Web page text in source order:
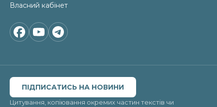
Власний кабінет
ПІДПИСАТИСЬ НА НОВИНИ
Цитування, копіювання окремих частин текстів чи